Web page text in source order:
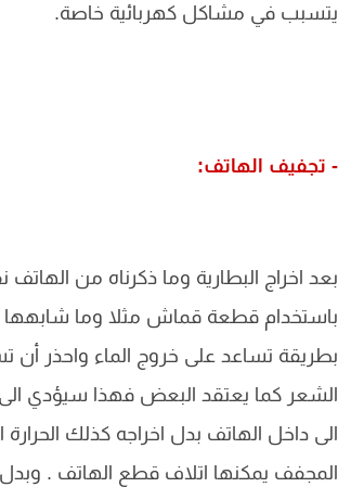
في مشاكل كهربائية خاصة.
الهاتف:
اخراج البطارية وما ذكرناه من الهاتف
قطعة قماش مثلا وما شابهها
تساعد على خروج الماء واحذر أن
كما يعتقد البعض فهذا سيؤدي الى
داخل الهاتف بدل اخراجه كذلك الحرارة
يمكنها اتلاف قطع الهاتف . وبدل